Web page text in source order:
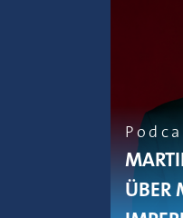
ÜBER